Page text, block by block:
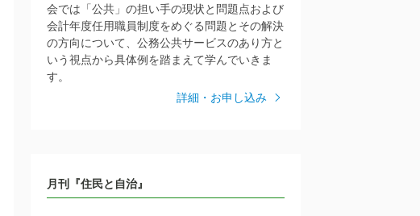
会では「公共」の担い手の現状と問題点および
会計年度任用職員制度をめぐる問題とその解決
の方向について、公務公共サービスのあり方と
いう視点から具体例を踏まえて学んでいきま
す。
詳細・お申し込み
月刊『住民と自治』